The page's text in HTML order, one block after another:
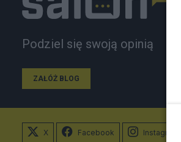
Podziel się swoją opinią
ZAŁÓŻ BLOG
X Facebook Instagram